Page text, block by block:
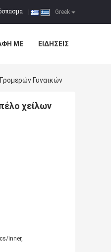
Greek
ΜΕ ΕΙΔΉΣΕΙΣ
Γυναικών
χείλων
inner,